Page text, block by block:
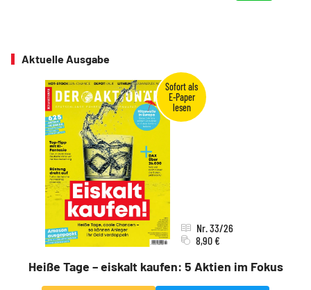
Aktuelle Ausgabe
Heiße Tage – eiskalt kaufen: 5 Aktien im Fokus
Nr. 33/26
8,90 €